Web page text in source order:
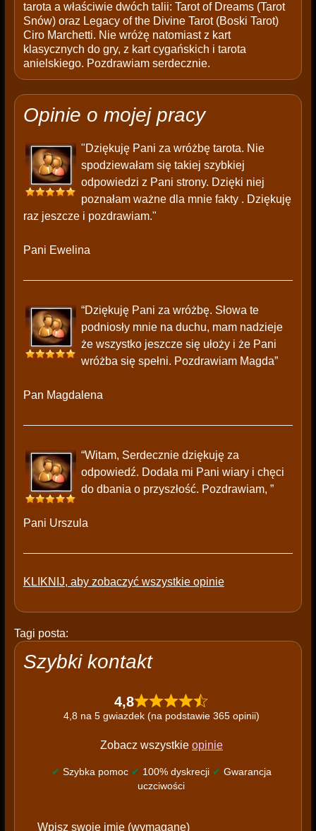
tarota a właściwie dwóch talii: Tarot of Dreams (Tarot
Snów) oraz Legacy of the Divine Tarot (Boski Tarot)
Ciro Marchetti. Nie wróżę natomiast z kart
klasycznych do gry, z kart cygańskich i tarota
anielskiego. Pozdrawiam serdecznie.
Opinie o mojej pracy
"Dziękuję Pani za wróżbę tarota. Nie
spodziewałam się takiej szybkiej
odpowiedzi z Pani strony. Dzięki niej
poznałam ważne dla mnie fakty . Dziękuję
raz jeszcze i pozdrawiam."
Pani Ewelina
“Dziękuję Pani za wróżbę. Słowa te
podniosły mnie na duchu, mam nadzieje
że wszystko jeszcze się ułoży i że Pani
wróżba się spełni. Pozdrawiam Magda”
Pan Magdalena
“Witam, Serdecznie dziękuję za
odpowiedź. Dodała mi Pani wiary i chęci
do dbania o przyszłość. Pozdrawiam, ”
Pani Urszula
KLIKNIJ, aby zobaczyć wszystkie opinie
Tagi posta:
Szybki kontakt
4,8
4,8 na 5 gwiazdek (na podstawie 365 opinii)
Zobacz wszystkie opinie
✔ Szybka pomoc ✔ 100% dyskrecji ✔ Gwarancja
uczciwości
Wpisz swoje imię (wymagane)